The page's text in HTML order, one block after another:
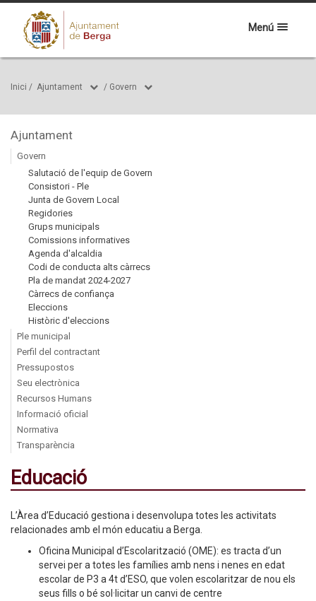
Menú
Inici / Ajuntament / Govern
Ajuntament
Govern
Salutació de l'equip de Govern
Consistori - Ple
Junta de Govern Local
Regidories
Grups municipals
Comissions informatives
Agenda d'alcaldia
Codi de conducta alts càrrecs
Pla de mandat 2024-2027
Càrrecs de confiança
Eleccions
Històric d'eleccions
Ple municipal
Perfil del contractant
Pressupostos
Seu electrònica
Recursos Humans
Informació oficial
Normativa
Transparència
Educació
L’Àrea d’Educació gestiona i desenvolupa totes les activitats
relacionades amb el món educatiu a Berga.
Oficina Municipal d’Escolarització (OME): es tracta d’un
servei per a totes les famílies amb nens i nenes en edat
escolar de P3 a 4t d’ESO, que volen escolaritzar de nou els
seus fills o bé sol·licitar un canvi de centre